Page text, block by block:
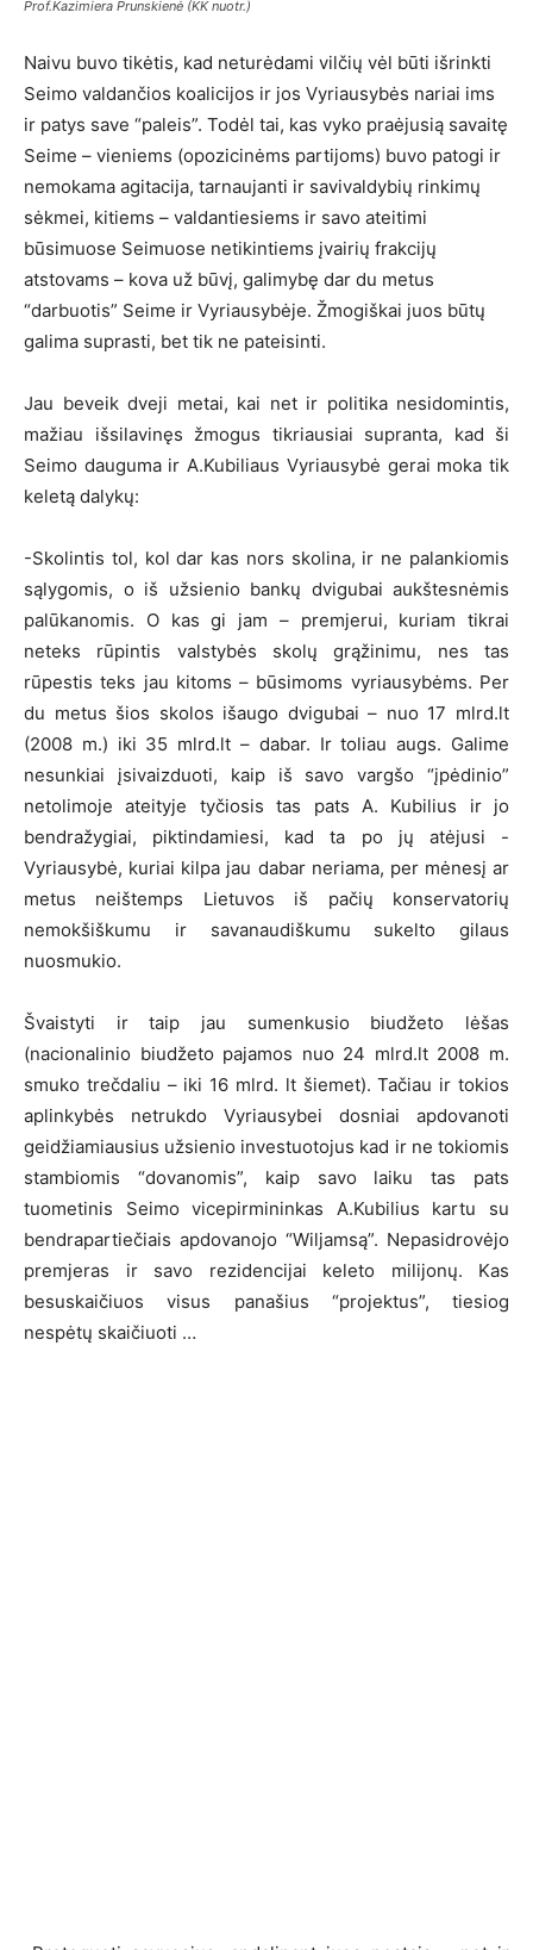
Prof.Kazimiera Prunskienė (KK nuotr.)
Naivu buvo tikėtis, kad neturėdami vilčių vėl būti išrinkti
Seimo valdančios koalicijos ir jos Vyriausybės nariai ims
ir patys save “paleis”. Todėl tai, kas vyko praėjusią savaitę
Seime – vieniems (opozicinėms partijoms) buvo patogi ir
nemokama agitacija, tarnaujanti ir savivaldybių rinkimų
sėkmei, kitiems – valdantiesiems ir savo ateitimi
būsimuose Seimuose netikintiems įvairių frakcijų
atstovams – kova už būvį, galimybę dar du metus
“darbuotis” Seime ir Vyriausybėje. Žmogiškai juos būtų
galima suprasti, bet tik ne pateisinti.
Jau beveik dveji metai, kai net ir politika nesidomintis,
mažiau išsilavinęs žmogus tikriausiai supranta, kad ši
Seimo dauguma ir A.Kubiliaus Vyriausybė gerai moka tik
keletą dalykų:
-Skolintis tol, kol dar kas nors skolina, ir ne palankiomis
sąlygomis, o iš užsienio bankų dvigubai aukštesnėmis
palūkanomis. O kas gi jam – premjerui, kuriam tikrai
neteks rūpintis valstybės skolų grąžinimu, nes tas
rūpestis teks jau kitoms – būsimoms vyriausybėms. Per
du metus šios skolos išaugo dvigubai – nuo 17 mlrd.lt
(2008 m.) iki 35 mlrd.lt – dabar. Ir toliau augs. Galime
nesunkiai įsivaizduoti, kaip iš savo vargšo “įpėdinio”
netolimoje ateityje tyčiosis tas pats A. Kubilius ir jo
bendražygiai, piktindamiesi, kad ta po jų atėjusi -
Vyriausybė, kuriai kilpa jau dabar neriama, per mėnesį ar
metus neištemps Lietuvos iš pačių konservatorių
nemokšiškumu ir savanaudiškumu sukelto gilaus
nuosmukio.
Švaistyti ir taip jau sumenkusio biudžeto lėšas
(nacionalinio biudžeto pajamos nuo 24 mlrd.lt 2008 m.
smuko trečdaliu – iki 16 mlrd. lt šiemet). Tačiau ir tokios
aplinkybės netrukdo Vyriausybei dosniai apdovanoti
geidžiamiausius užsienio investuotojus kad ir ne tokiomis
stambiomis “dovanomis”, kaip savo laiku tas pats
tuometinis Seimo vicepirmininkas A.Kubilius kartu su
bendrapartiečiais apdovanojo “Wiljamsą”. Nepasidrovėjo
premjeras ir savo rezidencijai keleto milijonų. Kas
besuskaičiuos visus panašius “projektus”, tiesiog
nespėtų skaičiuoti …